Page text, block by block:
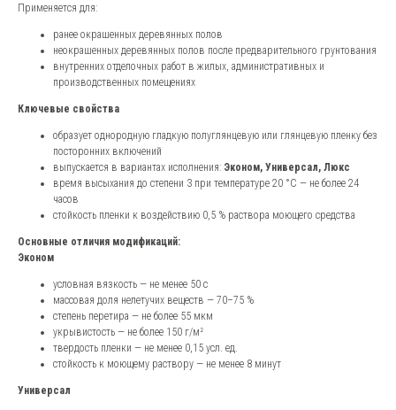
Применяется для:
ранее окрашенных деревянных полов
неокрашенных деревянных полов после предварительного грунтования
внутренних отделочных работ в жилых, административных и
производственных помещениях
Ключевые свойства
образует однородную гладкую полуглянцевую или глянцевую пленку без
посторонних включений
выпускается в вариантах исполнения: Эконом, Универсал, Люкс
время высыхания до степени 3 при температуре 20 °С — не более 24
часов
стойкость пленки к воздействию 0,5 % раствора моющего средства
Основные отличия модификаций:
Эконом
условная вязкость — не менее 50 с
массовая доля нелетучих веществ — 70–75 %
степень перетира — не более 55 мкм
укрывистость — не более 150 г/м²
твердость пленки — не менее 0,15 усл. ед.
стойкость к моющему раствору — не менее 8 минут
Универсал